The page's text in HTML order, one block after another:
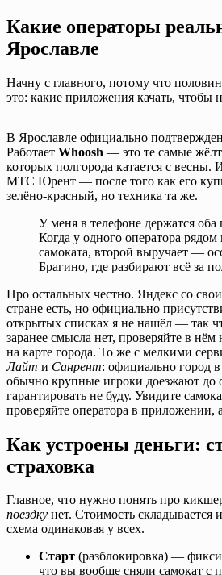
Какие операторы
Ярославле
Начну с главного, потому что
это: какие приложения качать, чтобы
В Ярославле официально
Работает Whoosh — это те самые
которых полгорода катается с весны.
МТС Юрент — после того как его
зелёно-красный, но техника та же.
У меня в телефоне держатся
Когда у одного оператора рядом
самоката, второй выручает —
Брагино, где разбирают всё за
Про остальных честно. Яндекс со
стране есть, но официально
открытых списках я не нашёл — так
заранее смысла нет, проверяйте в
на карте города. То же с мелкими
Лайт и Санрент: официально город
обычно крупные игроки доезжают до
гарантировать не буду. Увидите
проверяйте оператора в приложении,
Как устроены деньги:
страховка
Главное, что нужно понять про
поездку нет. Стоимость складывается
схема одинаковая у всех.
Старт (разблокировка) —
что вы вообще сняли самокат с